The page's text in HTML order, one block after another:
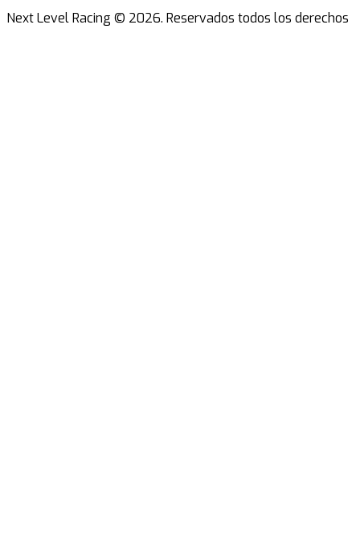
Next Level Racing © 2026. Reservados todos los derechos